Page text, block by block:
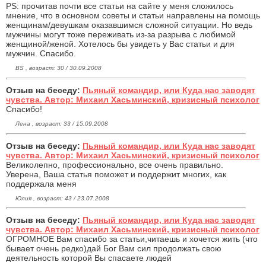
PS: прочитав почти все статьи на сайте у меня сложилось
мнение, что в основном советы и статьи направлены на помощь
женщинам/девушкам оказавшимся сложной ситуации. Но ведь
мужчины могут тоже переживать из-за разрыва с любимой
женщиной/женой. Хотелось бы увидеть у Вас статьи и для
мужчин. Спасибо.
BS , возраст: 30 / 30.09.2008
Отзыв на беседу: Пьяный командир, или Куда нас заводят
чувства. Автор: Михаил Хасьминский, кризисный психолог
Спасибо!
Лена , возраст: 33 / 15.09.2008
Отзыв на беседу: Пьяный командир, или Куда нас заводят
чувства. Автор: Михаил Хасьминский, кризисный психолог
Великолепно, профессионально, все очень правильно.
Уверена, Ваша статья поможет и поддержит многих, как
поддержала меня
Юлия , возраст: 43 / 23.07.2008
Отзыв на беседу: Пьяный командир, или Куда нас заводят
чувства. Автор: Михаил Хасьминский, кризисный психолог
ОГРОМНОЕ Вам спасибо за статьи,читаешь и хочется жить (что
бывает очень редко)дай Бог Вам сил продолжать свою
деятельность которой Вы спасаете людей